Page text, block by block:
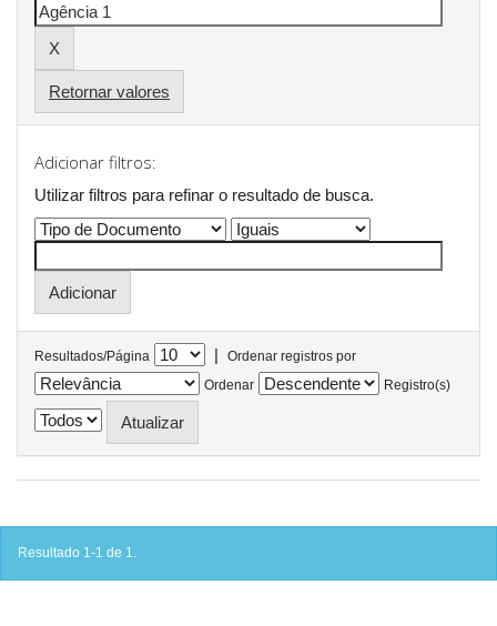
Retornar valores
Adicionar filtros:
Utilizar filtros para refinar o resultado de busca.
Resultados/Página |
Ordenar registros por
Ordenar
Registro(s)
Resultado 1-1 de 1.